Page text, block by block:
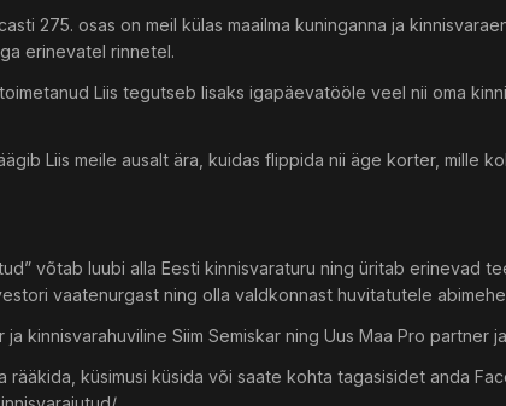
275. osas on meil külas maailma kuninganna ja
erinevatel rinnetel.
Liis tegutseb lisaks igapäevatööle veel nii oma
Liis meile ausalt ära, kuidas flippida nii äge korter, mille
võtab luubi alla Eesti kinnisvaraturu ning üritab erinevad
vaatenurgast ning olla valdkonnast huvitatutele
kinnisvarahuviline Siim Semiskar ning Uus Maa Pro partner
rääkida, küsimusi küsida või saate kohta tagasisidet anda